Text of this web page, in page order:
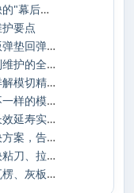
刀版弹垫——模切工艺中不可或缺的"幕后功臣
要点
微孔结构决定模切上限：解析刀版弹垫回弹与
刀版弹垫的工艺密码——从安装到维护的全生
刀版弹垫尺寸精度为什么重要？详解模切精度
刀版弹垫排布技巧：同样的垫，不一样的模切
刀版弹垫老化失效的核心诱因与长效延寿实操
刀版弹垫高频故障排查与实操解决方案，告别
薄膜软包装专用模切刀选型：解决粘刀、拉丝
重载模切场景刀版弹垫选型：厚瓦楞、灰板加